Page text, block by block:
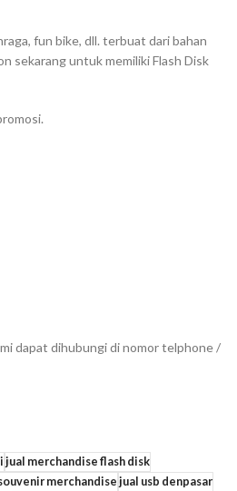
fun bike, dll. terbuat dari bahan
sekarang untuk memiliki Flash Disk
dapat dihubungi di nomor telphone /
jual merchandise flash disk
merchandisejual usb denpasar